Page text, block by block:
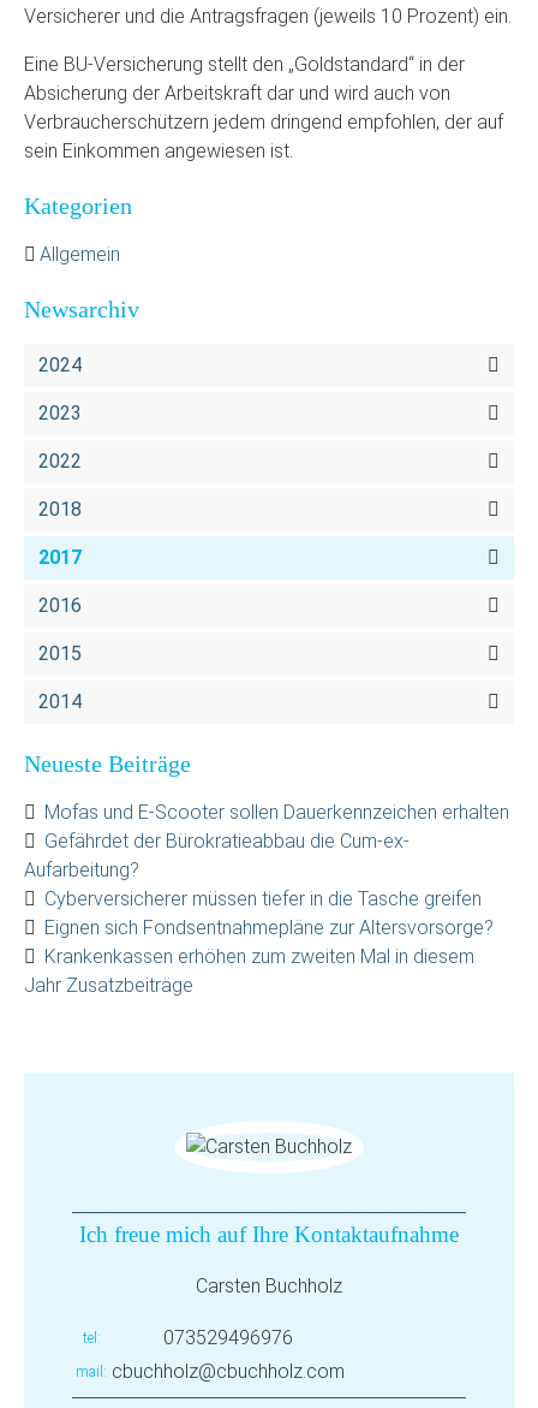
Versicherer und die Antragsfragen (jeweils 10 Prozent) ein.
Eine BU-Versicherung stellt den „Goldstandard“ in der
Absicherung der Arbeitskraft dar und wird auch von
Verbraucherschützern jedem dringend empfohlen, der auf
sein Einkommen angewiesen ist.
Kategorien
Allgemein
Newsarchiv
2024
2023
2022
2018
2017
2016
2015
2014
Neueste Beiträge
Mofas und E-Scooter sollen Dauerkennzeichen erhalten
Gefährdet der Bürokratieabbau die Cum-ex-
Aufarbeitung?
Cyberversicherer müssen tiefer in die Tasche greifen
Eignen sich Fondsentnahmepläne zur Altersvorsorge?
Krankenkassen erhöhen zum zweiten Mal in diesem
Jahr Zusatzbeiträge
Ich freue mich auf Ihre Kontaktaufnahme
Carsten Buchholz
tel 073529496976
mail cbuchholz@cbuchholz.com